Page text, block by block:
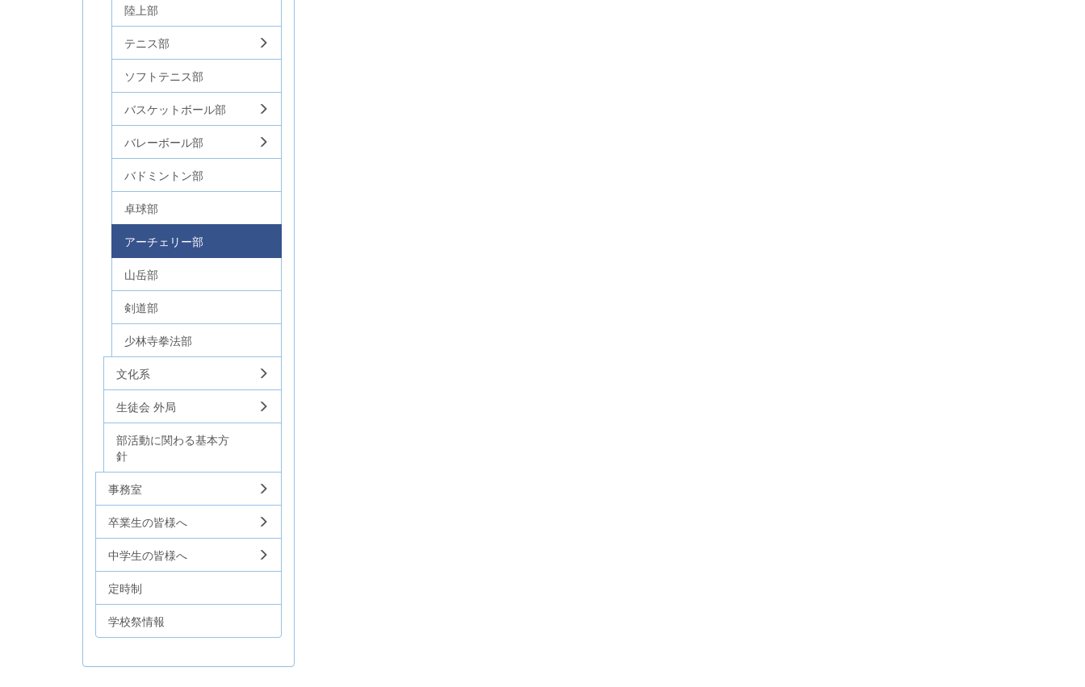
陸上部
テニス部
ソフトテニス部
バスケットボール部
バレーボール部
バドミントン部
卓球部
アーチェリー部
山岳部
剣道部
少林寺拳法部
文化系
生徒会 外局
部活動に関わる基本方
針
事務室
卒業生の皆様へ
中学生の皆様へ
定時制
学校祭情報